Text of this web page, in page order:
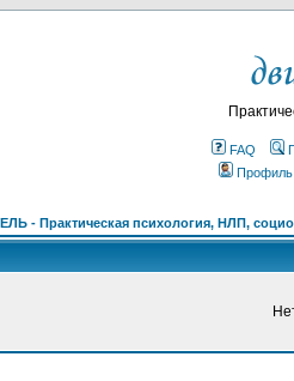
FAQ
Профиль
- Практическая психология, НЛП,